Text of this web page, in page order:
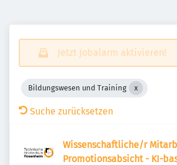
Jetzt Jobalarm aktivieren!
Bildungswesen und Training
Suche zurücksetzen
Wissenschaftliche/r
Promotionsabsicht - KI-